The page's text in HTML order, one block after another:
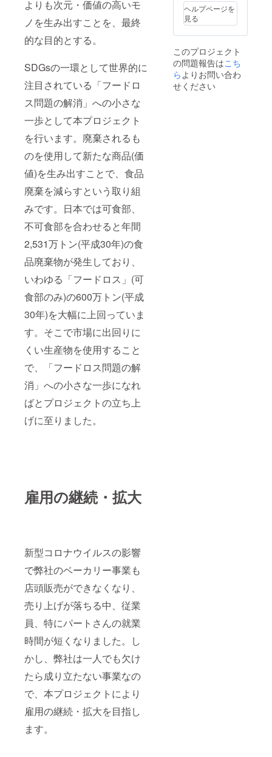
よりも次元・価値の高いモ
ノを生み出すことを、最終
的な目的とする。
SDGsの一環として世界的に
注目されている「フードロ
ス問題の解消」への小さな
一歩として本プロジェクト
を行います。廃棄されるも
のを使用して新たな商品(価
値)を生み出すことで、食品
廃棄を減らすという取り組
みです。日本では可食部、
不可食部を合わせると年間
2,531万トン(平成30年)の食
品廃棄物が発生しており、
いわゆる「フードロス」(可
食部のみ)の600万トン(平成
30年)を大幅に上回っていま
す。そこで市場に出回りに
くい生産物を使用すること
で、「フードロス問題の解
消」への小さな一歩になれ
ばとプロジェクトの立ち上
げに至りました。
雇用の継続・拡大
新型コロナウイルスの影響
で弊社のベーカリー事業も
店頭販売ができなくなり、
売り上げが落ちる中、従業
員、特にパートさんの就業
時間が短くなりました。し
かし、弊社は一人でも欠け
たら成り立たない事業なの
で、本プロジェクトにより
雇用の継続・拡大を目指し
ます。
ヘルプページを
見る
このプロジェクト
の問題報告はこち
ら よりお問い合わ
せください